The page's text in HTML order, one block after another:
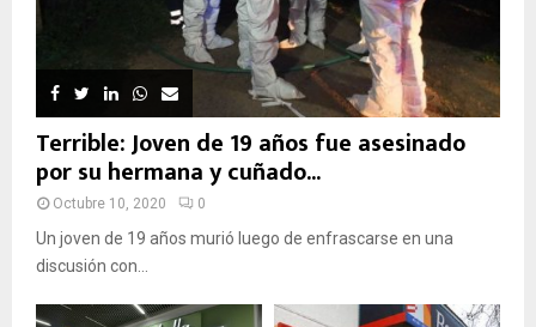
Terrible: Joven de 19 años fue asesinado
por su hermana y cuñado...
Octubre 10, 2020 0
Un joven de 19 años murió luego de enfrascarse en una
discusión con...